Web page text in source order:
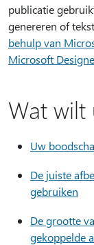
publicatie
genereren of
behulp van
Microsoft
Wat wilt
Uw
De juiste
gebruiken
De grootte
gekoppelde